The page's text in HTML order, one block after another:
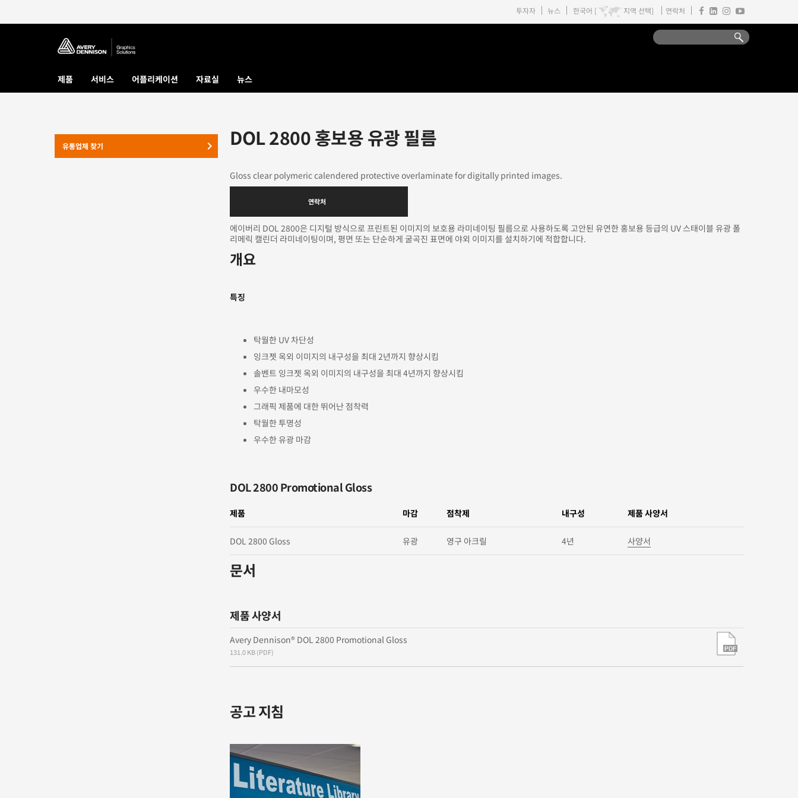
투자자 뉴스 한국어 [ 지역 선택] 연락처
제품 서비스 어플리케이션 자료실 뉴스
DOL 2800 홍보용 유광 필름
Gloss clear polymeric calendered protective overlaminate for digitally printed images.
연락처
에이버리 DOL 2800은 디지털 방식으로 프린트된 이미지의 보호용 라미네이팅 필름으로 사용하도록 고안된 유연한 홍보용 등급의 UV 스태이블 유광 폴
리메릭 캘린더 라미네이팅이며, 평면 또는 단순하게 굴곡진 표면에 야외 이미지를 설치하기에 적합합니다.
개요
특징
탁월한 UV 차단성
잉크젯 옥외 이미지의 내구성을 최대 2년까지 향상시킴
솔벤트 잉크젯 옥외 이미지의 내구성을 최대 4년까지 향상시킴
우수한 내마모성
그래픽 제품에 대한 뛰어난 점착력
탁월한 투명성
우수한 유광 마감
DOL 2800 Promotional Gloss
제품 마감 점착제 내구성 제품 사양서
DOL 2800 Gloss 유광 영구 아크릴 4년 사양서
문서
제품 사양서
Avery Dennison® DOL 2800 Promotional Gloss
131.0 KB (PDF)
공고 지침
유통업체 찾기 keyboard_arrow_right